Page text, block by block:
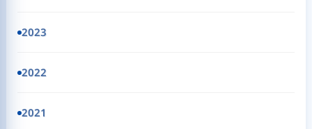
2023
2022
2021